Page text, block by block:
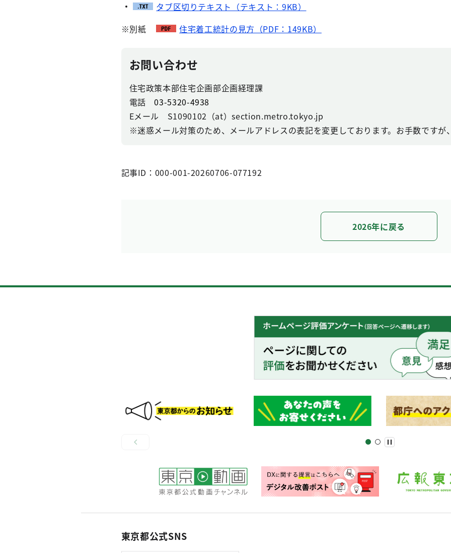
タブ区切りテキスト（テキスト：9KB）
※別紙
住宅着工統計の見方（PDF：149KB）
お問い合わせ
住宅政策本部住宅企画部企画経理課
電話03-5320-4938
Eメール S1090102（at）section.metro.tokyo.jp
※迷惑メール対策のため、メールアドレスの表記を変更しております。お手数ですが
記事ID：000-001-20260706-077192
2026年に戻る
東京都公式SNS